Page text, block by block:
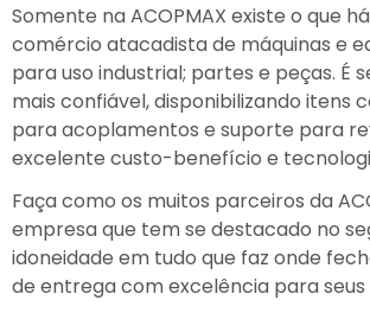
Somente na ACOPMAX existe o que
comércio atacadista de máquinas e
para uso industrial; partes e peças. É
mais confiável, disponibilizando itens
para acoplamentos e suporte para
excelente custo-benefício e
Faça como os muitos parceiros da
empresa que tem se destacado no
idoneidade em tudo que faz onde
de entrega com excelência para seus